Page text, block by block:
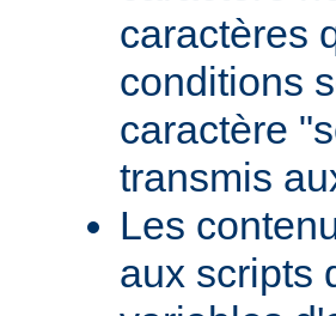
caractères
conditions
caractère
transmis
Les
aux scripts